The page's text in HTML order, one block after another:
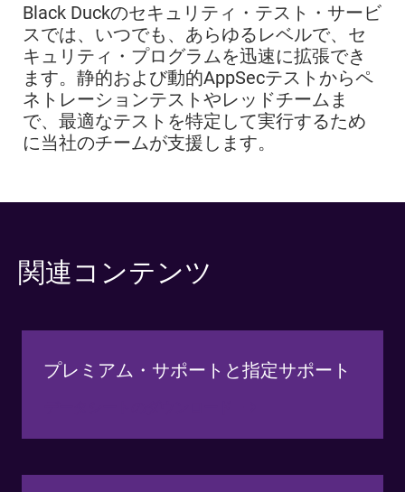
Black Duckのセキュリティ・テスト・サービ
スでは、いつでも、あらゆるレベルで、セ
キュリティ・プログラムを迅速に拡張でき
ます。静的および動的AppSecテストからペ
ネトレーションテストやレッドチームま
で、最適なテストを特定して実行するため
に当社のチームが支援します。
関連コンテンツ
プレミアム・サポートと指定サポート